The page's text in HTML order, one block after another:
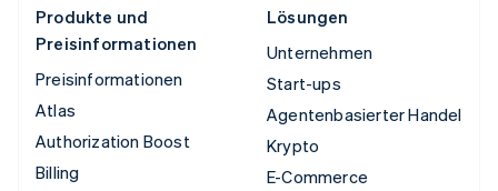
Produkte und
Preisinformationen
Preisinformationen
Atlas
Authorization Boost
Billing
Lösungen
Unternehmen
Start-ups
Agentenbasierter Handel
Krypto
E-Commerce